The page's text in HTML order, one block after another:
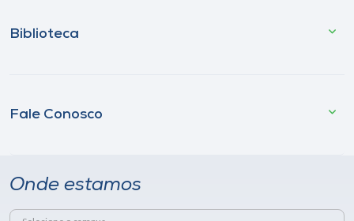
Biblioteca
Fale Conosco
Onde estamos